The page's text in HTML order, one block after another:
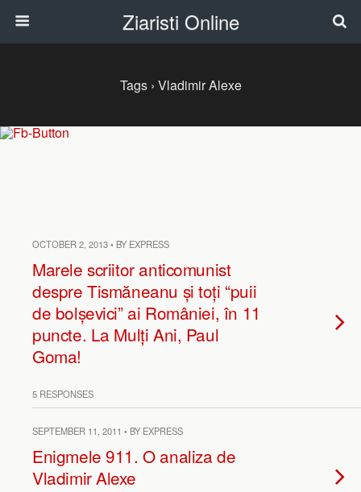
Ziaristi Online
Tags › Vladimir Alexe
OCTOBER 2, 2013 • BY EXPRESS
Marele scriitor anticomunist
despre Tismăneanu și toți “puii
de bolșevici” ai României, în 11
puncte. La Mulți Ani, Paul
Goma!
5 RESPONSES
SEPTEMBER 11, 2011 • BY EXPRESS
Enigmele 911. O analiza de
Vladimir Alexe